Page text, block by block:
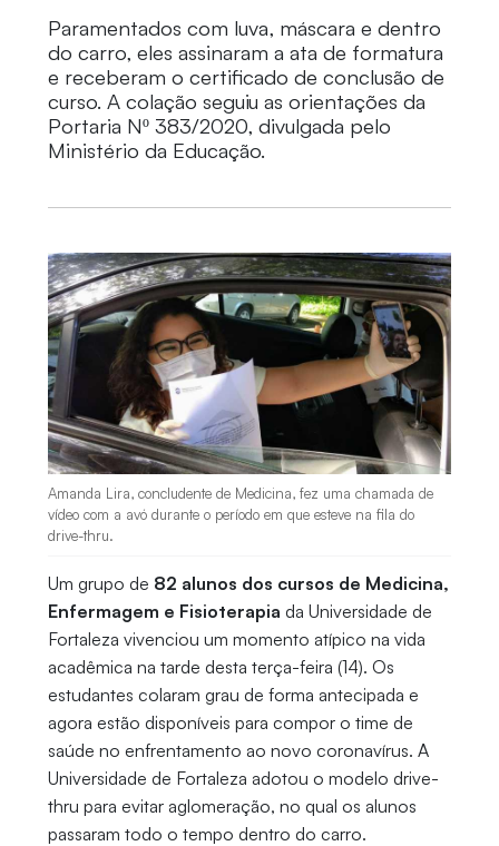
Paramentados com luva, máscara e dentro
do carro, eles assinaram a ata de formatura
e receberam o certificado de conclusão de
curso. A colação seguiu as orientações da
Portaria Nº 383/2020, divulgada pelo
Ministério da Educação.
Amanda Lira, concludente de Medicina, fez uma chamada de
vídeo com a avó durante o período em que esteve na fila do
drive-thru.
Um grupo de 82 alunos dos cursos de Medicina,
Enfermagem e Fisioterapia da Universidade de
Fortaleza vivenciou um momento atípico na vida
acadêmica na tarde desta terça-feira (14). Os
estudantes colaram grau de forma antecipada e
agora estão disponíveis para compor o time de
saúde no enfrentamento ao novo coronavírus. A
Universidade de Fortaleza adotou o modelo drive-
thru para evitar aglomeração, no qual os alunos
passaram todo o tempo dentro do carro.